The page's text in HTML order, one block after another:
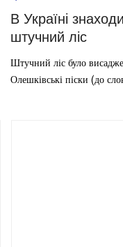
В Україні
штучний ліс
Штучний ліс було
Олешківські піски (до